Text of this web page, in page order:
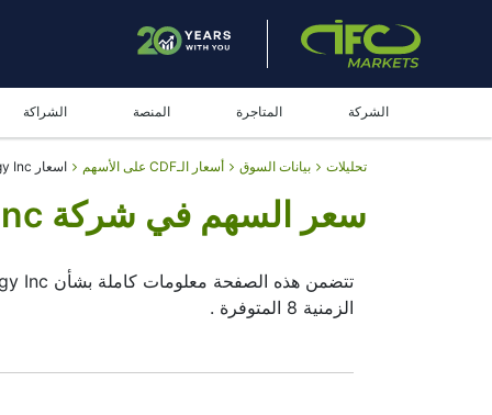
الشركة المتاجرة المنصة الشراكة
تحليلات بيانات السوق أسعار الـCDF على الأسهم اسعار Suncor Energy Inc - سعر السهم اليوم
سعر السهم في شركة Suncor Energy Inc - سهم SU
تتضمن هذه الصفحة معلومات كاملة بشأن Suncor Energy Inc ، متضمنة
الزمنية 8 المتوفرة .
عن طريق تحريك البدية و نهاية للإطار الزمني